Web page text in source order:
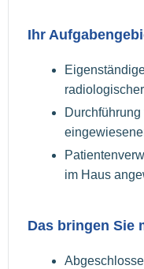
Ihr
im Haus
Das bringen Sie